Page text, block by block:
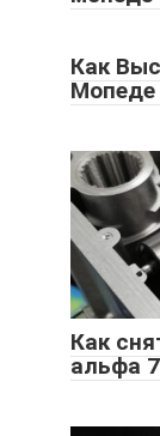
Как
Как
альфа